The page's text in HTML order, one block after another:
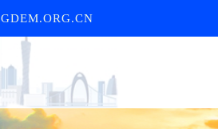
GDEM.ORG.CN